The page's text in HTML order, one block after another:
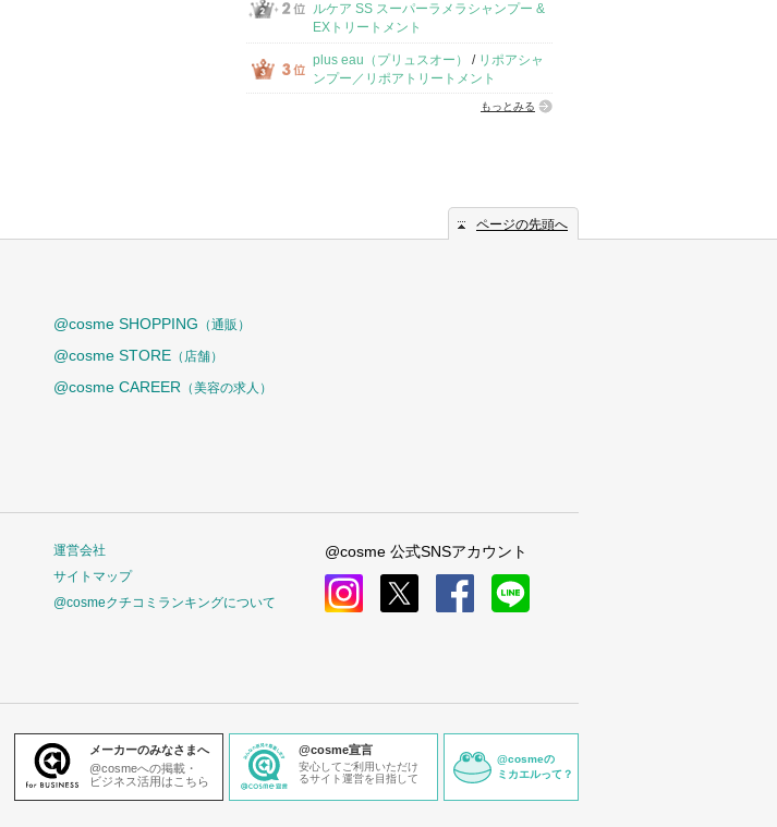
ルケア SS スーパーラメラシャンプー &
EXトリートメント
plus eau（プリュスオー） / リポアシャ
ンプー／リポアトリートメント
もっとみる
ページの先頭へ
@cosme SHOPPING （通販）
@cosme STORE （店舗）
@cosme CAREER （美容の求人）
運営会社
サイトマップ
@cosmeクチコミランキングについて
@cosme 公式SNSアカウント
メーカーのみなさまへ
@cosmeへの掲載・
ビジネス活用はこちら
@cosme宣言
安心してご利用いただけ
るサイト運営を目指して
@cosmeの
ミカエルって？